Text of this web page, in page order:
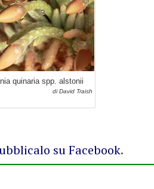
quinaria spp. alstonii
di David Traish
su Facebook.